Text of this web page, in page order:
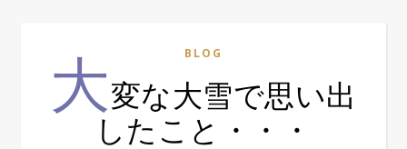
BLOG
大変な大雪で思い出
したこと・・・